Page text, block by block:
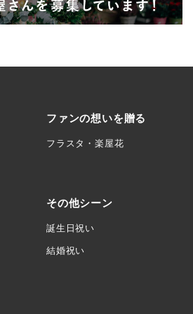
ファンの想いを贈る
フラスタ・楽屋花
その他シーン
誕生日祝い
結婚祝い